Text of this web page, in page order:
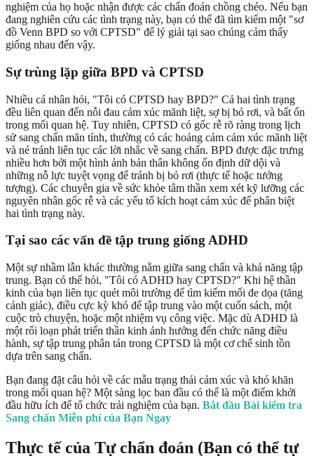
nghiệm của họ hoặc nhận được các chẩn đoán chồng chéo. Nếu bạn
đang nghiên cứu các tình trạng này, bạn có thể đã tìm kiếm một "sơ
đồ Venn BPD so với CPTSD" để lý giải tại sao chúng cảm thấy
giống nhau đến vậy.
Sự trùng lặp giữa BPD và CPTSD
Nhiều cá nhân hỏi, "Tôi có CPTSD hay BPD?" Cả hai tình trạng
đều liên quan đến nỗi đau cảm xúc mãnh liệt, sợ bị bỏ rơi, và bất ổn
trong mối quan hệ. Tuy nhiên, CPTSD có gốc rễ rõ ràng trong lịch
sử sang chấn mãn tính, thường có các hoảng cảm cảm xúc mãnh liệt
và né tránh liên tục các lời nhắc về sang chấn. BPD được đặc trưng
nhiều hơn bởi một hình ảnh bản thân không ổn định dữ dội và
những nỗ lực tuyệt vọng để tránh bị bỏ rơi (thực tế hoặc tưởng
tượng). Các chuyên gia về sức khỏe tâm thần xem xét kỹ lưỡng các
nguyên nhân gốc rễ và các yếu tố kích hoạt cảm xúc để phân biệt
hai tình trạng này.
Tại sao các vấn đề tập trung giống ADHD
Một sự nhầm lẫn khác thường nằm giữa sang chấn và khả năng tập
trung. Bạn có thể hỏi, "Tôi có ADHD hay CPTSD?" Khi hệ thần
kinh của bạn liên tục quét môi trường để tìm kiếm mối đe dọa (tăng
cảnh giác), điều cực kỳ khó để tập trung vào một cuốn sách, một
cuộc trò chuyện, hoặc một nhiệm vụ công việc. Mặc dù ADHD là
một rối loạn phát triển thần kinh ảnh hưởng đến chức năng điều
hành, sự tập trung phân tán trong CPTSD là một cơ chế sinh tồn
dựa trên sang chấn.
Bạn đang đặt câu hỏi về các mẫu trạng thái cảm xúc và khó khăn
trong mối quan hệ? Một sàng lọc ban đầu có thể là một điểm khởi
đầu hữu ích để tổ chức trải nghiệm của bạn. Bắt đầu Bài kiểm tra
Sang chấn Miễn phí của Bạn Ngay
Thực tế của Tự chẩn đoán (Bạn có thể tự